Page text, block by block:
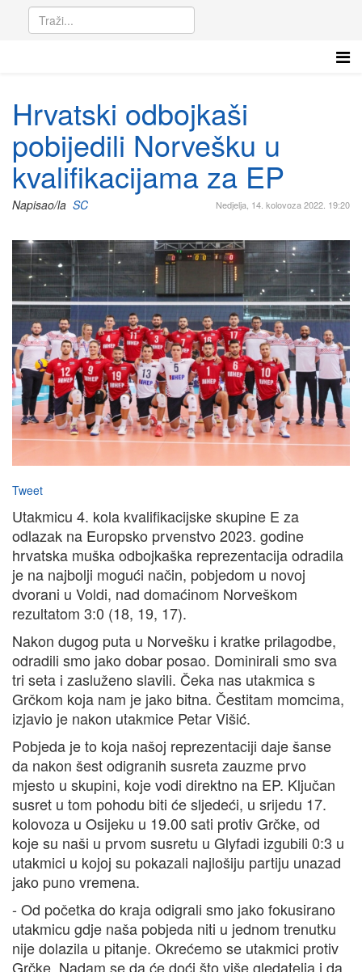
Hrvatski odbojkaši
pobijedili Norvešku u
kvalifikacijama za EP
Nedjelja, 14. kolovoza 2022. 19:20
Napisao/la SC
Tweet
Utakmicu 4. kola kvalifikacijske skupine E za
odlazak na Europsko prvenstvo 2023. godine
hrvatska muška odbojkaška reprezentacija odradila
je na najbolji mogući način, pobjedom u novoj
dvorani u Voldi, nad domaćinom Norveškom
rezultatom 3:0 (18, 19, 17).
Nakon dugog puta u Norvešku i kratke prilagodbe,
odradili smo jako dobar posao. Dominirali smo sva
tri seta i zasluženo slavili. Čeka nas utakmica s
Grčkom koja nam je jako bitna. Čestitam momcima,
izjavio je nakon utakmice Petar Višić.
Pobjeda je to koja našoj reprezentaciji daje šanse
da nakon šest odigranih susreta zauzme prvo
mjesto u skupini, koje vodi direktno na EP. Ključan
susret u tom pohodu biti će sljedeći, u srijedu 17.
kolovoza u Osijeku u 19.00 sati protiv Grčke, od
koje su naši u prvom susretu u Glyfadi izgubili 0:3 u
utakmici u kojoj su pokazali najlošiju partiju unazad
jako puno vremena.
- Od početka do kraja odigrali smo jako fokusirano
utakmicu gdje naša pobjeda niti u jednom trenutku
nije dolazila u pitanje. Okrećemo se utakmici protiv
Grčke. Nadam se da će doći što više gledatelja i da